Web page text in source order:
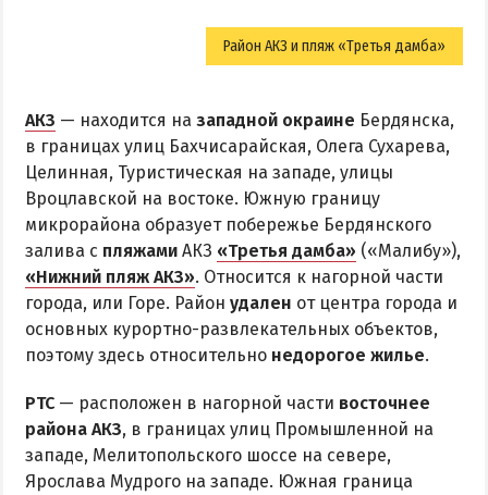
Район АКЗ и пляж «Третья дамба»
АКЗ — находится на западной окраине Бердянска,
в границах улиц Бахчисарайская, Олега Сухарева,
Целинная, Туристическая на западе, улицы
Вроцлавской на востоке. Южную границу
микрорайона образует побережье Бердянского
залива с пляжами АКЗ «Третья дамба» («Малибу»),
«Нижний пляж АКЗ». Относится к нагорной части
города, или Горе. Район удален от центра города и
основных курортно-развлекательных объектов,
поэтому здесь относительно недорогое жилье.
РТС — расположен в нагорной части восточнее
района АКЗ, в границах улиц Промышленной на
западе, Мелитопольского шоссе на севере,
Ярослава Мудрого на западе. Южная граница